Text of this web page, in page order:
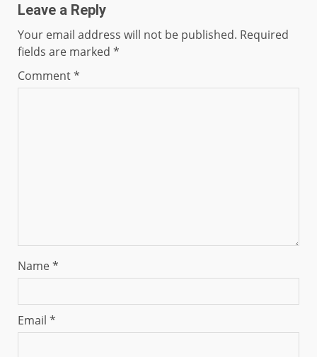
Leave a Reply
Your email address will not be published. Required
fields are marked *
Comment*
Name*
Email *